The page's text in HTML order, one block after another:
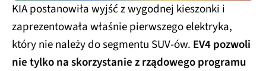
KIA postanowiła wyjść z wygodnej kieszonki i
zaprezentowała właśnie pierwszego elektryka,
który nie należy do segmentu SUV-ów. EV4 pozwoli
nie tylko na skorzystanie z rządowego programu